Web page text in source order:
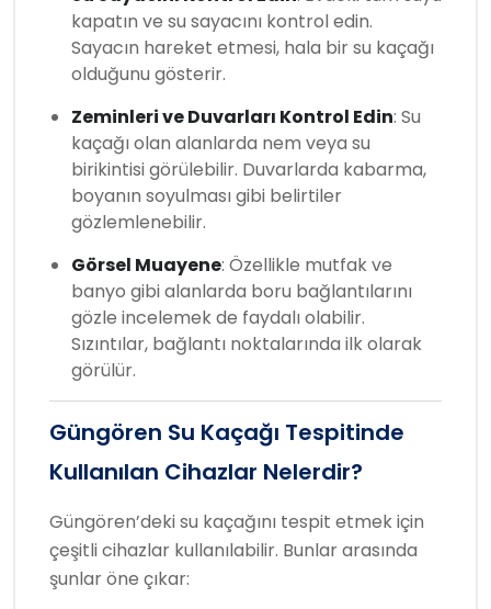
kapatın ve su sayacını kontrol edin.
Sayacın hareket etmesi, hala bir su kaçağı
olduğunu gösterir.
Zeminleri ve Duvarları Kontrol Edin: Su
kaçağı olan alanlarda nem veya su
birikintisi görülebilir. Duvarlarda kabarma,
boyanın soyulması gibi belirtiler
gözlemlenebilir.
Görsel Muayene: Özellikle mutfak ve
banyo gibi alanlarda boru bağlantılarını
gözle incelemek de faydalı olabilir.
Sızıntılar, bağlantı noktalarında ilk olarak
görülür.
Güngören Su Kaçağı Tespitinde
Kullanılan Cihazlar Nelerdir?
Güngören’deki su kaçağını tespit etmek için
çeşitli cihazlar kullanılabilir. Bunlar arasında
şunlar öne çıkar: